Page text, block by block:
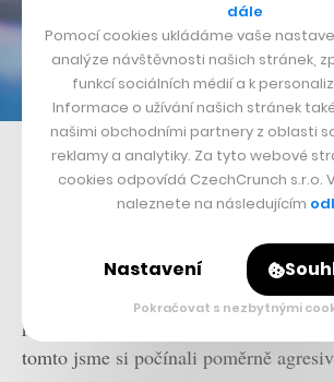
V jakých relacích se
tržby? Počítám, že váš byznys
Vše, co jsme vydělali, jsme
produktu, respektive rozšíření
tomto jsme si počínali poměrně
dále
Pomocí cookies ukládáme vaše
analýze návštěvnosti našich stránek,
funkcí sociálních médií a k
Informace o užívání našich stránek
našimi obchodními partnery z oblasti
reklamy a analytiky. Za tyto webové
cookies odpovídá CzechCrunch s.r.o.
naleznete na následujícím
Nastavení
Pokračovat s nezbytnými